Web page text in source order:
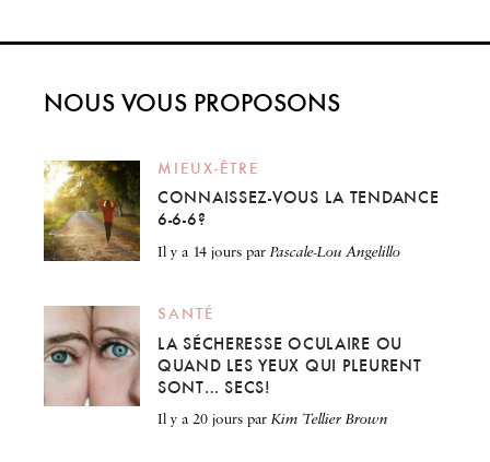
NOUS VOUS PROPOSONS
MIEUX-ÊTRE
CONNAISSEZ-VOUS LA TENDANCE
6-6-6?
il y a 14 jours par Pascale-Lou Angelillo
SANTÉ
LA SÉCHERESSE OCULAIRE OU
QUAND LES YEUX QUI PLEURENT
SONT… SECS!
il y a 20 jours par Kim Tellier Brown